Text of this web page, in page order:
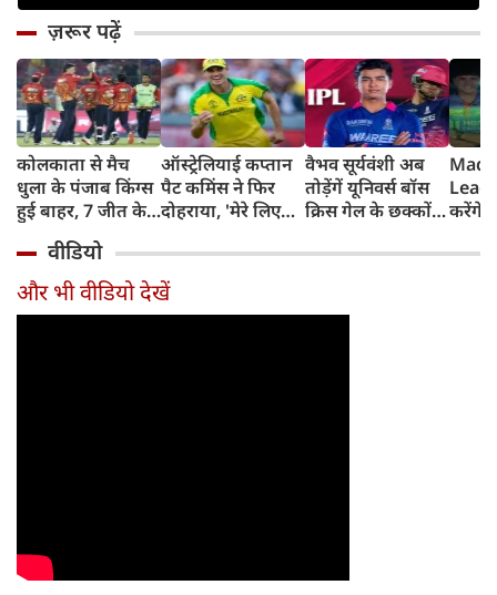
ज़रूर पढ़ें
कोलकाता से मैच
धुला के पंजाब किंग्स
हुई बाहर, 7 जीत के
ऑस्ट्रेलियाई कप्तान
पैट कमिंस ने फिर
दोहराया, 'मेरे लिए
वैभव सूर्यवंशी अब
तोड़ेंगें यूनिवर्स बॉस
क्रिस गेल के छक्कों
करेंगे
टीम में
वीडियो
और भी वीडियो देखें